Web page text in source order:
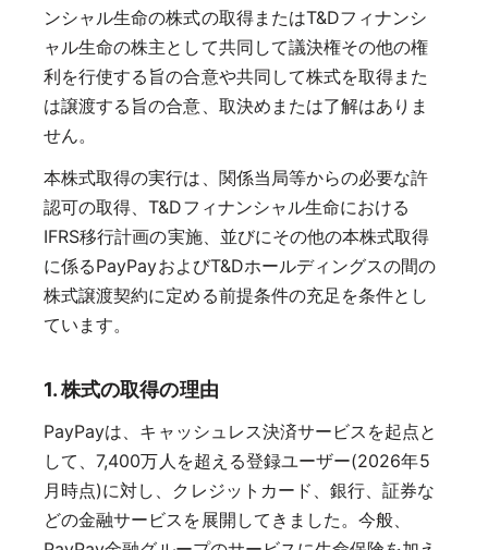
ンシャル生命の株式の取得またはT&Dフィナンシ
ャル生命の株主として共同して議決権その他の権
利を行使する旨の合意や共同して株式を取得また
は譲渡する旨の合意、取決めまたは了解はありま
せん。
本株式取得の実行は、関係当局等からの必要な許
認可の取得、T&Dフィナンシャル生命における
IFRS移行計画の実施、並びにその他の本株式取得
に係るPayPayおよびT&Dホールディングスの間の
株式譲渡契約に定める前提条件の充足を条件とし
ています。
1. 株式の取得の理由
PayPayは、キャッシュレス決済サービスを起点と
して、7,400万人を超える登録ユーザー(2026年5
月時点)に対し、クレジットカード、銀行、証券な
どの金融サービスを展開してきました。今般、